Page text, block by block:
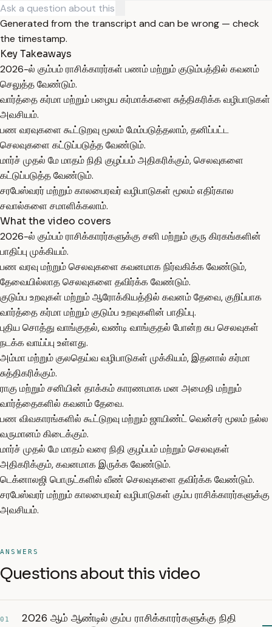
Generated from the transcript and can be wrong — check
the timestamp.
Key Takeaways
2026-ல் கும்பம் ராசிக்காரர்கள் பணம் மற்றும் குடும்பத்தில் கவனம்
செலுத்த வேண்டும்.
வார்த்தை கர்மா மற்றும் பழைய கர்மாக்களை சுத்திகரிக்க வழிபாடுகள்
அவசியம்.
பண வரவுகளை கூட்டுறவு மூலம் மேம்படுத்தலாம், தனிப்பட்ட
செலவுகளை கட்டுப்படுத்த வேண்டும்.
மார்ச் முதல் மே மாதம் நிதி குழப்பம் அதிகரிக்கும், செலவுகளை
கட்டுப்படுத்த வேண்டும்.
சரபேஸ்வரர் மற்றும் காலபைரவர் வழிபாடுகள் மூலம் எதிர்கால
சவால்களை சமாளிக்கலாம்.
What the video covers
2026-ல் கும்பம் ராசிக்காரர்களுக்கு சனி மற்றும் குரு கிரகங்களின்
பாதிப்பு முக்கியம்.
பண வரவு மற்றும் செலவுகளை கவனமாக நிர்வகிக்க வேண்டும்,
தேவையில்லாத செலவுகளை தவிர்க்க வேண்டும்.
குடும்ப உறவுகள் மற்றும் ஆரோக்கியத்தில் கவனம் தேவை, குறிப்பாக
வார்த்தை கர்மா மற்றும் குடும்ப உறவுகளின் பாதிப்பு.
புதிய சொத்து வாங்குதல், வண்டி வாங்குதல் போன்ற சுப செலவுகள்
நடக்க வாய்ப்பு உள்ளது.
அம்மா மற்றும் குலதெய்வ வழிபாடுகள் முக்கியம், இதனால் கர்மா
சுத்திகரிக்கும்.
ராகு மற்றும் சனியின் தாக்கம் காரணமாக மன அமைதி மற்றும்
வார்த்தைகளில் கவனம் தேவை.
பண விவகாரங்களில் கூட்டுறவு மற்றும் ஜாயிண்ட் வென்சர் மூலம் நல்ல
வருமானம் கிடைக்கும்.
மார்ச் முதல் மே மாதம் வரை நிதி குழப்பம் மற்றும் செலவுகள்
அதிகரிக்கும், கவனமாக இருக்க வேண்டும்.
டெக்னாலஜி பொருட்களில் வீண் செலவுகளை தவிர்க்க வேண்டும்.
சரபேஸ்வரர் மற்றும் காலபைரவர் வழிபாடுகள் கும்ப ராசிக்காரர்களுக்கு
அவசியம்.
ANSWERS
Questions about this video
01
2026 ஆம் ஆண்டில் கும்ப ராசிக்காரர்களுக்கு நிதி